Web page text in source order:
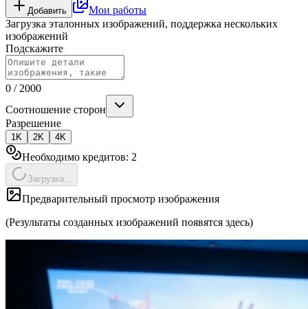
Добавить
Мои работы
Загрузка эталонных изображений, поддержка нескольких
изображений
Подскажите
0 / 2000
Соотношение сторон
Разрешение
1K 2K 4K
Необходимо кредитов: 2
Загрузка...
Предварительный просмотр изображения
(Результаты созданных изображений появятся здесь)